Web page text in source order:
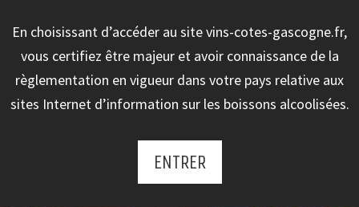
FAIRE CONNAISSANCE
Les Curieux
En choisissant d’accéder au site vins-cotes-gascogne.fr,
vous certifiez être majeur et avoir connaissance de la
règlementation en vigueur dans votre pays relative aux
sites Internet d’information sur les boissons alcoolisées.
ENTRER